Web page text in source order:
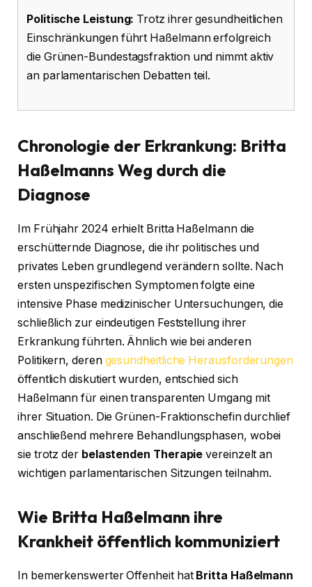
Politische Leistung: Trotz ihrer gesundheitlichen
Einschränkungen führt Haßelmann erfolgreich
die Grünen-Bundestagsfraktion und nimmt aktiv
an parlamentarischen Debatten teil.
Chronologie der Erkrankung: Britta
Haßelmanns Weg durch die
Diagnose
Im Frühjahr 2024 erhielt Britta Haßelmann die
erschütternde Diagnose, die ihr politisches und
privates Leben grundlegend verändern sollte. Nach
ersten unspezifischen Symptomen folgte eine
intensive Phase medizinischer Untersuchungen, die
schließlich zur eindeutigen Feststellung ihrer
Erkrankung führten. Ähnlich wie bei anderen
Politikern, deren gesundheitliche Herausforderungen
öffentlich diskutiert wurden, entschied sich
Haßelmann für einen transparenten Umgang mit
ihrer Situation. Die Grünen-Fraktionschefin durchlief
anschließend mehrere Behandlungsphasen, wobei
sie trotz der belastenden Therapie vereinzelt an
wichtigen parlamentarischen Sitzungen teilnahm.
Wie Britta Haßelmann ihre
Krankheit öffentlich kommuniziert
In bemerkenswerter Offenheit hat Britta Haßelmann